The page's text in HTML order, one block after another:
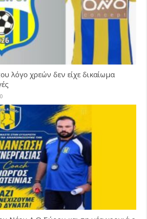
λόγο χρεών δεν είχε δικαίωμα